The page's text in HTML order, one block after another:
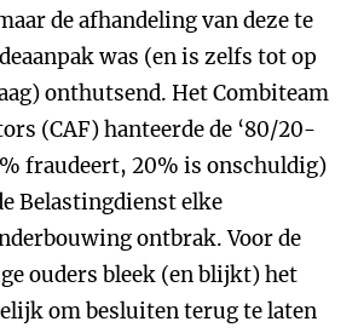
de afhandeling van deze te
was (en is zelfs tot op
onthutsend. Het Combiteam
(CAF) hanteerde de ‘80/20-
fraudeert, 20% is onschuldig)
Belastingdienst elke
ontbrak. Voor de
ouders bleek (en blijkt) het
om besluiten terug te laten